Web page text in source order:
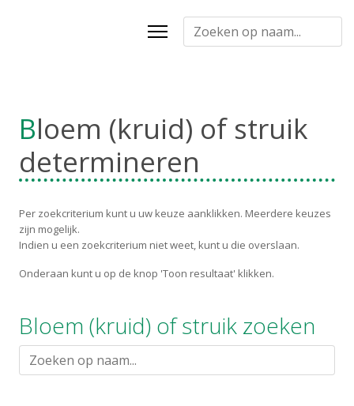
Bloem (kruid) of struik
determineren
Per zoekcriterium kunt u uw keuze aanklikken. Meerdere keuzes
zijn mogelijk.
Indien u een zoekcriterium niet weet, kunt u die overslaan.
Onderaan kunt u op de knop 'Toon resultaat' klikken.
Bloem (kruid) of struik zoeken